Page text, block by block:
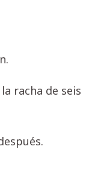
racha de seis